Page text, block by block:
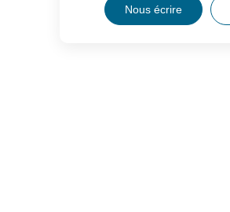
Nous écrire